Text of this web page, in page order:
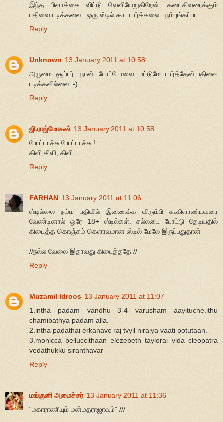
இந்த பிளாக்கை விட்டு வெளியேறுகிறேன். கடைசிவரைக்கும்
பதிவை படிக்கலை.. ஒரு ஸ்டில் கூட பார்க்கலை.. நம்புங்கப்பா..
Reply
Unknown 13 January 2011 at 10:58
அருமை சூப்பர், நான் போட்டோவை மட்டுமே பார்த்தேன்,பதிவை
படிக்கவில்லை :-)
Reply
ஜி.ராஜ்மோகன் 13 January 2011 at 10:58
போட்டாச்சு போட்டாச்சு !
கிளி,கிளி, கிளி
Reply
FARHAN 13 January 2011 at 11:06
ஸ்டில்லை நம்ம பதிவில் இணைக்க விரும்பி கூகிளாண்டவரை
வேண்டினால் ஒரே 18+ ஸ்டில்கள். சல்லடை போட்டு தேடியதில்
கிடைத்த கொஞ்சம் கெளரவமான ஸ்டில் மேலே இருப்பதுதான்
//நல்ல வேலை இதாவது கிடைத்ததே //
Reply
Muzamil Idroos 13 January 2011 at 11:07
1.intha padam vandhu 3-4 varusham aayituche.ithu
chamibathya padam alla.
2.intha padathai erkanave raj tvyil niraiya vaati potutaan.
3.monicca belluccithaan elezebeth taylorai vida cleopatra
vedathukku siranthavar
Reply
மங்குனி அமைச்சர் 13 January 2011 at 11:36
“மகாராணியும் மன்மதராஜாவும்” ///